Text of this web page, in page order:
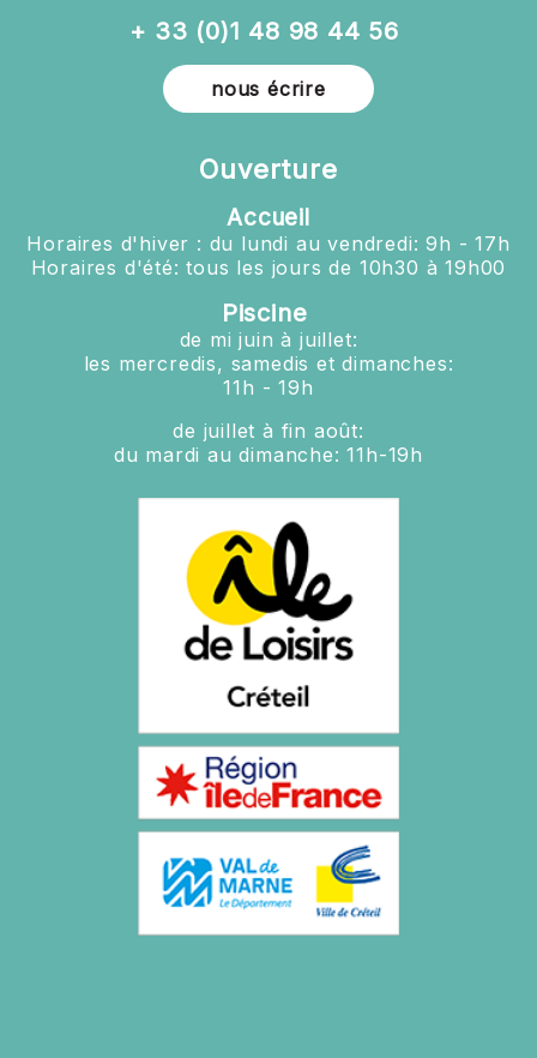
+ 33 (0)1 48 98 44 56
nous écrire
Ouverture
Accueil
Horaires d'hiver : du lundi au vendredi: 9h - 17h
Horaires d'été: tous les jours de 10h30 à 19h00
Piscine
de mi juin à juillet:
les mercredis, samedis et dimanches:
11h - 19h
de juillet à fin août:
du mardi au dimanche: 11h-19h